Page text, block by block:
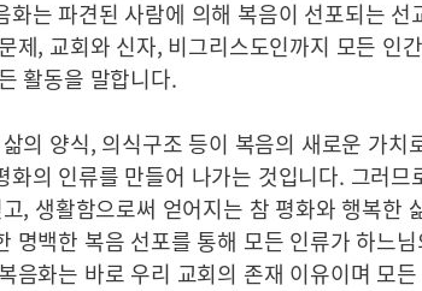
화는 파견된 사람에 의해 복음이 선포되는
제, 교회와 신자, 비그리스도인까지 모든 인
활동을 말합니다.
의 양식, 의식구조 등이 복음의 새로운 가치
화의 인류를 만들어 나가는 것입니다. 그러
, 생활함으로써 얻어지는 참 평화와 행복한
명백한 복음 선포를 통해 모든 인류가 하느
음화는 바로 우리 교회의 존재 이유이며 모